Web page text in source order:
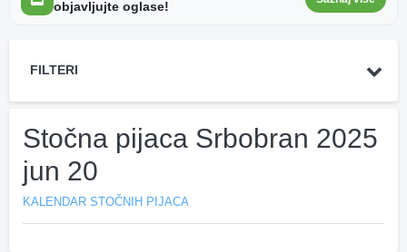
objavljujte oglase!
FILTERI
Stočna pijaca Srbobran 2025
jun 20
KALENDAR STOČNIH PIJACA